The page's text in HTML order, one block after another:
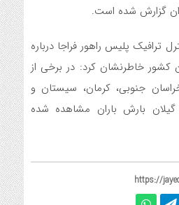
گزارش شده است.
ترافیک پلیس راهور فراجا درباره
کشور خاطرنشان کرد: در برخی از
جنوبی، کرمان، سیستان و
بارش باران مشاهده شده
https://